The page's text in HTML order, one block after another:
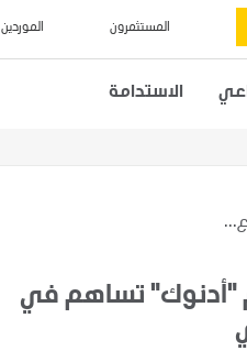
المستثمرون الموردين
الاستدامة
"أدنوك" تساهم في